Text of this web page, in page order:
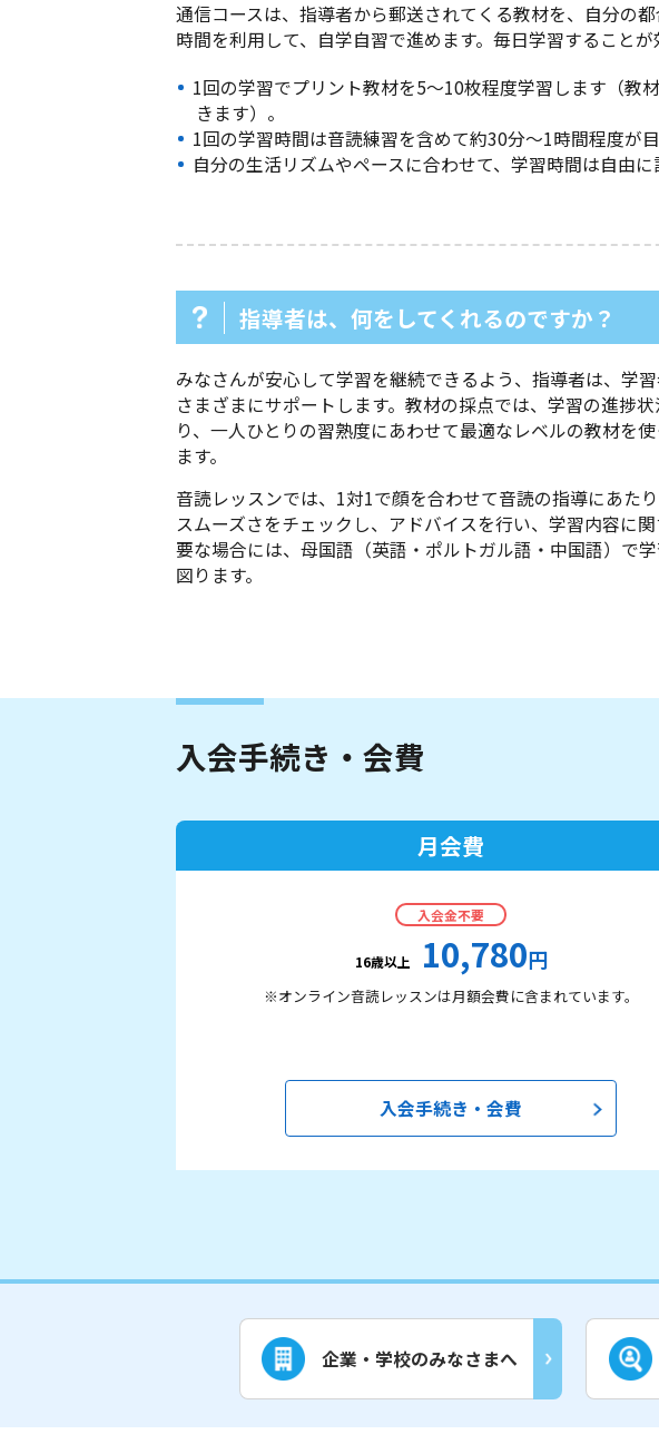
通信コースは、指導者から郵送されてくる教材を、自分の
時間を利用して、自学自習で進めます。毎日学習することが
1回の学習でプリント教材を5～10枚程度学習します（教
きます）。
1回の学習時間は音読練習を含めて約30分～1時間程度が目
自分の生活リズムやペースに合わせて、学習時間は自由に
指導者は、何をしてくれるのですか？
みなさんが安心して学習を継続できるよう、指導者は、学
さまざまにサポートします。教材の採点では、学習の進捗
り、一人ひとりの習熟度にあわせて最適なレベルの教材を
ます。
音読レッスンでは、1対1で顔を合わせて音読の指導にあた
スムーズさをチェックし、アドバイスを行い、学習内容に
要な場合には、母国語（英語・ポルトガル語・中国語）で
図ります。
入会手続き・会費
月会費
入会金不要
16歳以上 10,780円
※オンライン音読レッスンは月額会費に含まれています。
入会手続き・会費
企業・学校のみなさまへ